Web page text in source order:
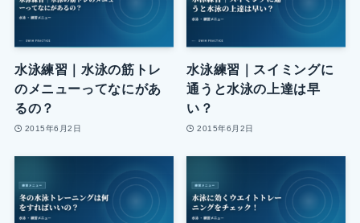
水泳練習｜水泳の筋トレ
のメニューってなにがあ
るの？
2015年6月2日
水泳練習｜スイミングに
通うと水泳の上達は早
い？
2015年6月2日